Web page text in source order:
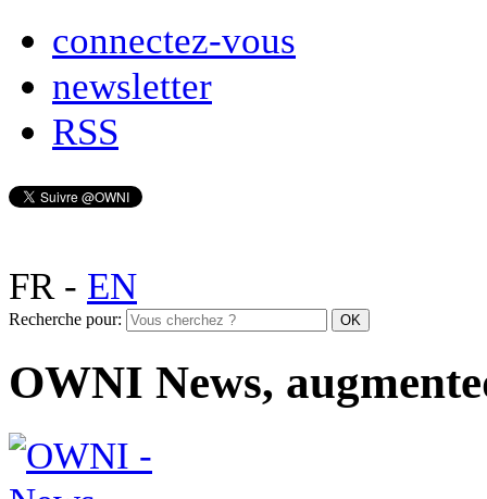
connectez-vous
newsletter
RSS
FR- EN
Recherche pour:
OWNI News,